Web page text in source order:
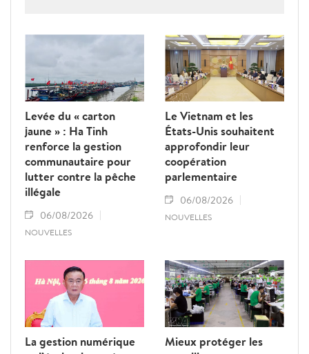
Levée du « carton
jaune » : Ha Tinh
renforce la gestion
communautaire pour
lutter contre la pêche
illégale
06/08/2026
NOUVELLES
Le Vietnam et les
États-Unis souhaitent
approfondir leur
coopération
parlementaire
06/08/2026
NOUVELLES
La gestion numérique
Mieux protéger les